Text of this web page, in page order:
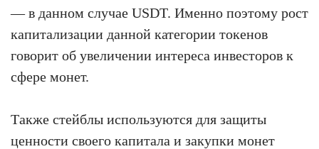
— в данном случае USDT. Именно поэтому рост
капитализации данной категории токенов
говорит об увеличении интереса инвесторов к
сфере монет.
Также стейблы используются для защиты
ценности своего капитала и закупки монет